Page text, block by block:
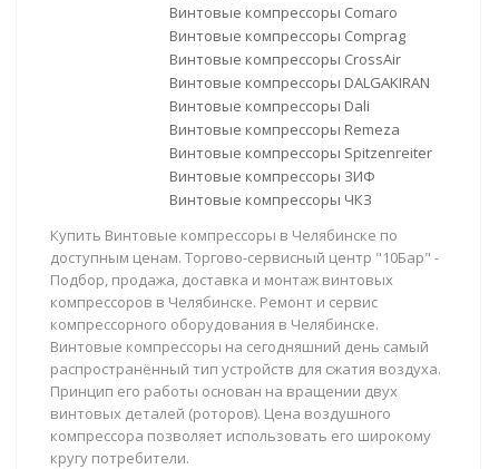
Винтовые компрессоры Comaro
Винтовые компрессоры Comprag
Винтовые компрессоры CrossAir
Винтовые компрессоры DALGAKIRAN
Винтовые компрессоры Dali
Винтовые компрессоры Remeza
Винтовые компрессоры Spitzenreiter
Винтовые компрессоры ЗИФ
Винтовые компрессоры ЧКЗ
Купить Винтовые компрессоры в Челябинске по
доступным ценам. Торгово-сервисный центр "10Бар" -
Подбор, продажа, доставка и монтаж винтовых
компрессоров в Челябинске. Ремонт и сервис
компрессорного оборудования в Челябинске.
Винтовые компрессоры на сегодняшний день самый
распространённый тип устройств для сжатия воздуха.
Принцип его работы основан на вращении двух
винтовых деталей (роторов). Цена воздушного
компрессора позволяет использовать его широкому
кругу потребители.